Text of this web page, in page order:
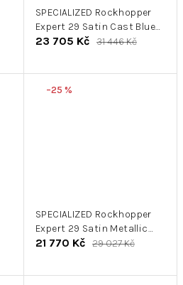
SPECIALIZED Rockhopper
Expert 29 Satin Cast Blue
Metal / Gloss Astral Blue
23 705 Kč 31 446 Kč
–25 %
SPECIALIZED Rockhopper
Expert 29 Satin Metallic
Sulphur/Obsidian
21 770 Kč 29 027 Kč